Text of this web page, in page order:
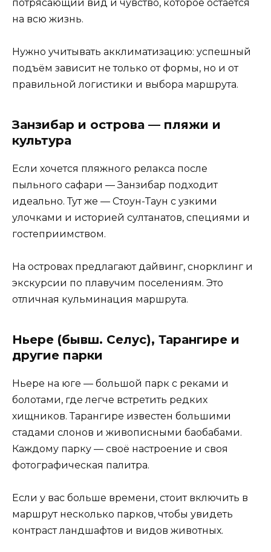
потрясающий вид и чувство, которое остаётся
на всю жизнь.
Нужно учитывать акклиматизацию: успешный
подъём зависит не только от формы, но и от
правильной логистики и выбора маршрута.
Занзибар и острова — пляжи и
культура
Если хочется пляжного релакса после
пыльного сафари — Занзибар подходит
идеально. Тут же — Стоун-Таун с узкими
улочками и историей султанатов, специями и
гостеприимством.
На островах предлагают дайвинг, снорклинг и
экскурсии по плавучим поселениям. Это
отличная кульминация маршрута.
Ньере (бывш. Селус), Тарангире и
другие парки
Ньере на юге — большой парк с реками и
болотами, где легче встретить редких
хищников. Тарангире известен большими
стадами слонов и живописными баобабами.
Каждому парку — своё настроение и своя
фотографическая палитра.
Если у вас больше времени, стоит включить в
маршрут несколько парков, чтобы увидеть
контраст ландшафтов и видов животных.